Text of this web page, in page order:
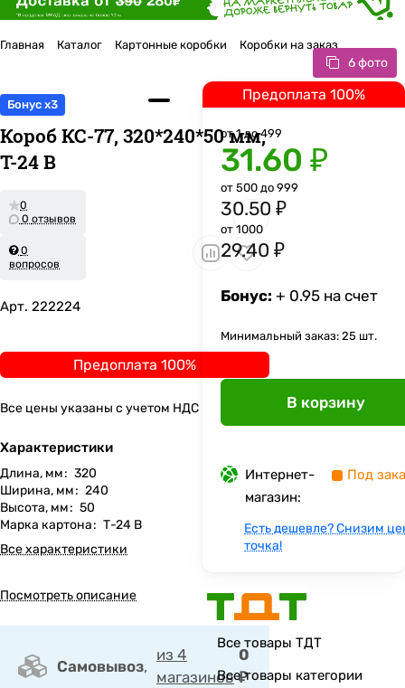
Главная Каталог Картонные коробки Коробки на заказ
6 фото
Бонус x3
Короб КС-77, 320*240*50 мм,
Т-24 В
0
0 отзывов
0
вопросов
Арт. 222224
Предоплата 100%
Все цены указаны с учетом НДС
Характеристики
Длина, мм: 320
Ширина, мм: 240
Высота, мм: 50
Марка картона: Т-24 В
Все характеристики
Посмотреть описание
Самовывоз,
из 4
магазинов
0
₽
Предоплата 100%
от 1 до 499
31.60 ₽
от 500 до 999
30.50 ₽
от 1000
29.40 ₽
Бонус: + 0.95 на счет
Минимальный заказ: 25 шт.
В корзину
Интернет-
магазин:
Под
Есть дешевле? Снизим
точка!
Все товары ТДТ
Все товары категории